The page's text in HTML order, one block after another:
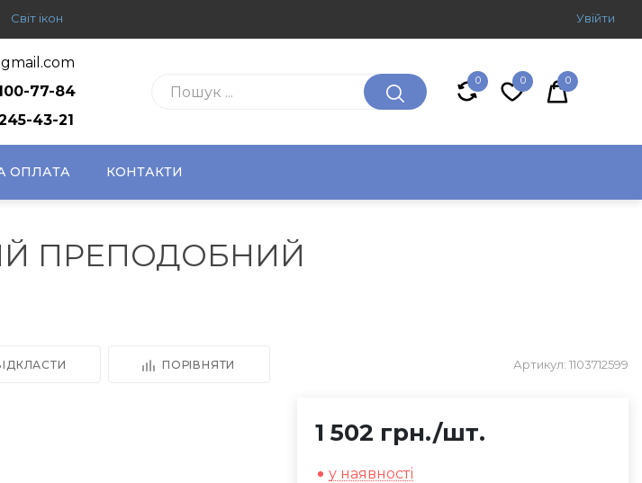
Світ ікон Увiйти
77-84
43-21
0 0 0
ОПЛАТА КОНТАКТИ
ПРЕПОДОБНИЙ
ПОРІВНЯТИ Артикул: 1103712599
1 502 грн./шт.
у наявності